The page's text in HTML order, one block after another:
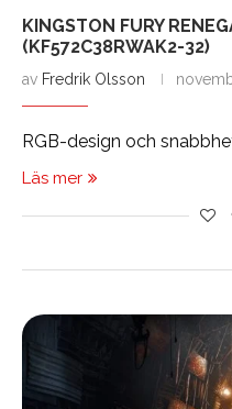
KINGSTON FURY
(KF572C38RWAK2-32)
av Fredrik Olsson
RGB-design och
Läs mer